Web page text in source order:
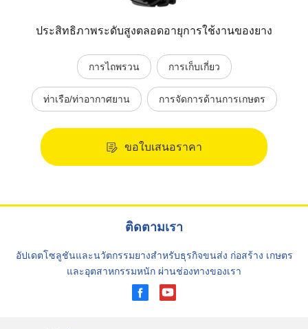
ประสิทธิภาพระดับสูงตลอดอายุการใช้งานของยาง
การไถพรวน การเก็บเกี่ยว
ท่าเรือ/ท่าอากาศยาน การจัดการด้านการเกษตร
ขอใบเสนอราคา
ติดตามเรา
อัปเดตโซลูชันและนวัตกรรมยางสำหรับธุรกิจขนส่ง ก่อสร้าง เกษตร
และอุตสาหกรรมหนัก ผ่านช่องทางของเรา